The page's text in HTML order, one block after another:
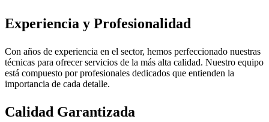
Experiencia y Profesionalidad
Con años de experiencia en el sector, hemos perfeccionado nuestras
técnicas para ofrecer servicios de la más alta calidad. Nuestro equipo
está compuesto por profesionales dedicados que entienden la
importancia de cada detalle.
Calidad Garantizada